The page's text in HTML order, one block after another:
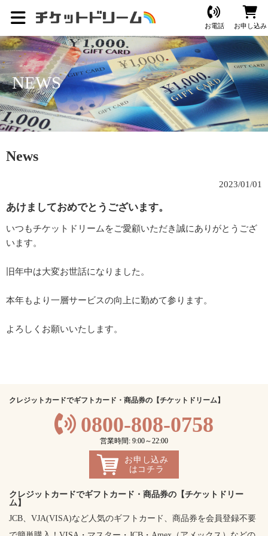
お申し込み
お電話
NEWS
News
2023/01/01
あけましておめでとうございます。
いつもチケットドリームをご愛顧いただき誠にありがとうござ
います。
旧年中は大変お世話になりました。
本年もより一層サービスの向上に勤めて参ります。
よろしくお願いいたします。
クレジットカードでギフトカード・商品券の【チケットドリーム】
0800-808-0758
営業時間: 9:00～22:00
お申し込み
はコチラ
クレジットカードでギフトカード・商品券の【チケットドリー
ム】
JCB、VJA(VISA)など人気のギフトカード、商品券を会員登録不要